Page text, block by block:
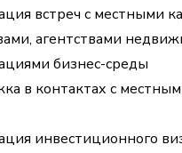
встреч с местными
агентствами
бизнес-среды
в контактах с
инвестиционного